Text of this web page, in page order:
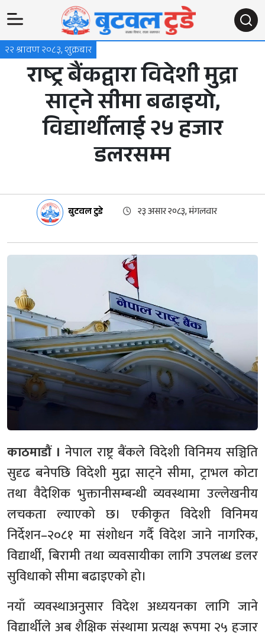
२२ श्रावण २०८३, शुक्रबार
राष्ट्र बैंकद्वारा विदेशी मुद्रा
साट्ने सीमा बढाइयो,
विद्यार्थीलाई २५ हजार
डलरसम्म
बुटवल टुडे २३ असार २०८३, मंगलवार
काठमाडौं । नेपाल राष्ट्र बैंकले विदेशी विनिमय सञ्चिति
सुदृढ बनेपछि विदेशी मुद्रा साट्ने सीमा, ट्राभल कोटा
तथा वैदेशिक भुक्तानीसम्बन्धी व्यवस्थामा उल्लेखनीय
लचकता ल्याएको छ। एकीकृत विदेशी विनिमय
निर्देशन–२०८१ मा संशोधन गर्दै विदेश जाने नागरिक,
विद्यार्थी, बिरामी तथा व्यवसायीका लागि उपलब्ध डलर
सुविधाको सीमा बढाइएको हो।
नयाँ व्यवस्थाअनुसार विदेश अध्ययनका लागि जाने
विद्यार्थीले अब शैक्षिक संस्थामा प्रत्यक्ष रूपमा २५ हजार